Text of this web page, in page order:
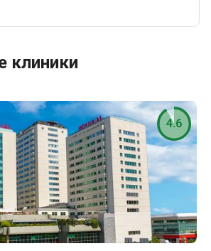
клиники
4.6